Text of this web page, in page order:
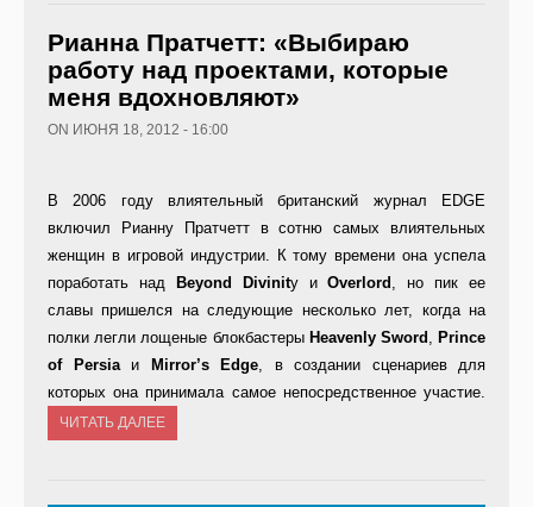
Рианна Пратчетт: «Выбираю
работу над проектами, которые
меня вдохновляют»
ON ИЮНЯ 18, 2012 - 16:00
В 2006 году влиятельный британский журнал EDGE
включил Рианну Пратчетт в сотню самых влиятельных
женщин в игровой индустрии. К тому времени она успела
поработать над
Beyond Divinity иOverlord , но пик ее
славы пришелся на следующие несколько лет, когда на
полки легли лощеные блокбастерыHeavenly Sword , Prince
of Persiaи Mirror’s Edge, в создании сценариев для
которых она принимала самое непосредственное участие.
ЧИТАТЬ ДАЛЕЕ